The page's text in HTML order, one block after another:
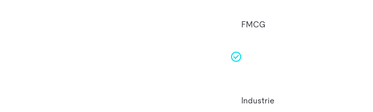
FMCG
Industrie